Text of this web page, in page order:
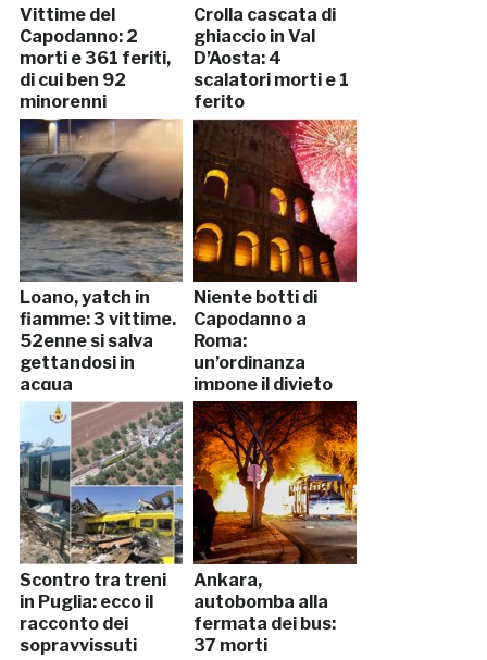
Vittime del
Capodanno: 2
morti e 361 feriti,
di cui ben 92
minorenni
Crolla cascata di
ghiaccio in Val
D’Aosta: 4
scalatori morti e 1
ferito
Loano, yatch in
fiamme: 3 vittime.
52enne si salva
gettandosi in
acqua
Niente botti di
Capodanno a
Roma:
un’ordinanza
impone il divieto
assoluto
Scontro tra treni
in Puglia: ecco il
racconto dei
sopravvissuti
Ankara,
autobomba alla
fermata dei bus:
37 morti